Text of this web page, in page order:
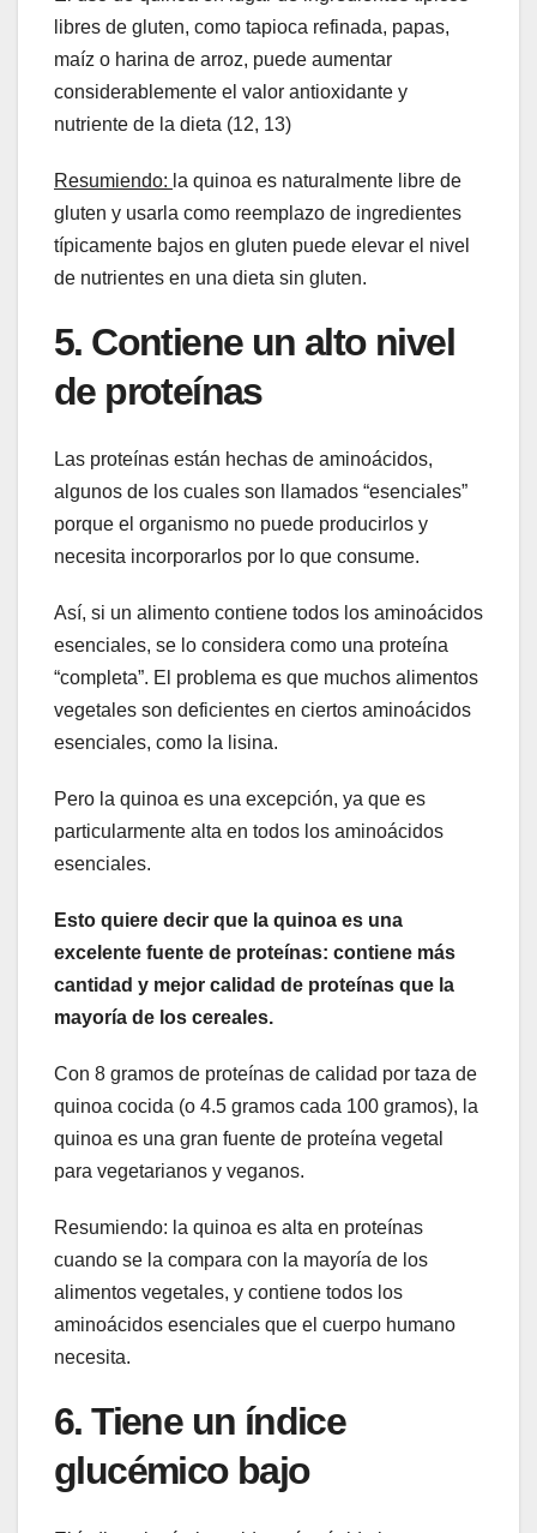
libres de gluten, como tapioca refinada, papas,
maíz o harina de arroz, puede aumentar
considerablemente el valor antioxidante y
nutriente de la dieta (12, 13)
Resumiendo: la quinoa es naturalmente libre de
gluten y usarla como reemplazo de ingredientes
típicamente bajos en gluten puede elevar el nivel
de nutrientes en una dieta sin gluten.
5. Contiene un alto nivel
de proteínas
Las proteínas están hechas de aminoácidos,
algunos de los cuales son llamados “esenciales”
porque el organismo no puede producirlos y
necesita incorporarlos por lo que consume.
Así, si un alimento contiene todos los aminoácidos
esenciales, se lo considera como una proteína
“completa”. El problema es que muchos alimentos
vegetales son deficientes en ciertos aminoácidos
esenciales, como la lisina.
Pero la quinoa es una excepción, ya que es
particularmente alta en todos los aminoácidos
esenciales.
Esto quiere decir que la quinoa es una
excelente fuente de proteínas: contiene más
cantidad y mejor calidad de proteínas que la
mayoría de los cereales.
Con 8 gramos de proteínas de calidad por taza de
quinoa cocida (o 4.5 gramos cada 100 gramos), la
quinoa es una gran fuente de proteína vegetal
para vegetarianos y veganos.
Resumiendo: la quinoa es alta en proteínas
cuando se la compara con la mayoría de los
alimentos vegetales, y contiene todos los
aminoácidos esenciales que el cuerpo humano
necesita.
6. Tiene un índice
glucémico bajo